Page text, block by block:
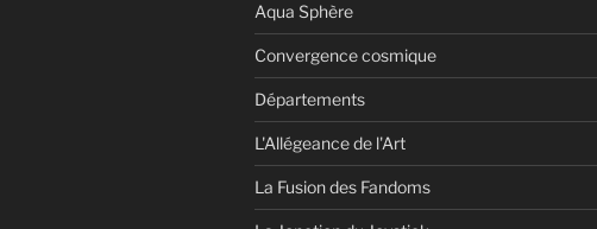
Aqua Sphère
Convergence cosmique
Départements
L'Allégeance de l'Art
La Fusion des Fandoms